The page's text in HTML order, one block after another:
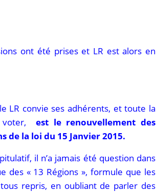
ont été prises et LR est alors en
LR convie ses adhérents, et toute la
voter, est le renouvellement des
de la loi du 15 Janvier 2015.
il n’a jamais été question dans
des « 13 Régions », formule que les
repris, en oubliant de parler des